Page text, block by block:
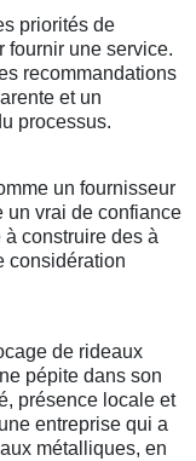
priorités de
fournir une service.
recommandations
et un
processus.
un fournisseur
un vrai de confiance
construire des à
considération
de rideaux
pépite dans son
présence locale et
entreprise qui a
métalliques, en